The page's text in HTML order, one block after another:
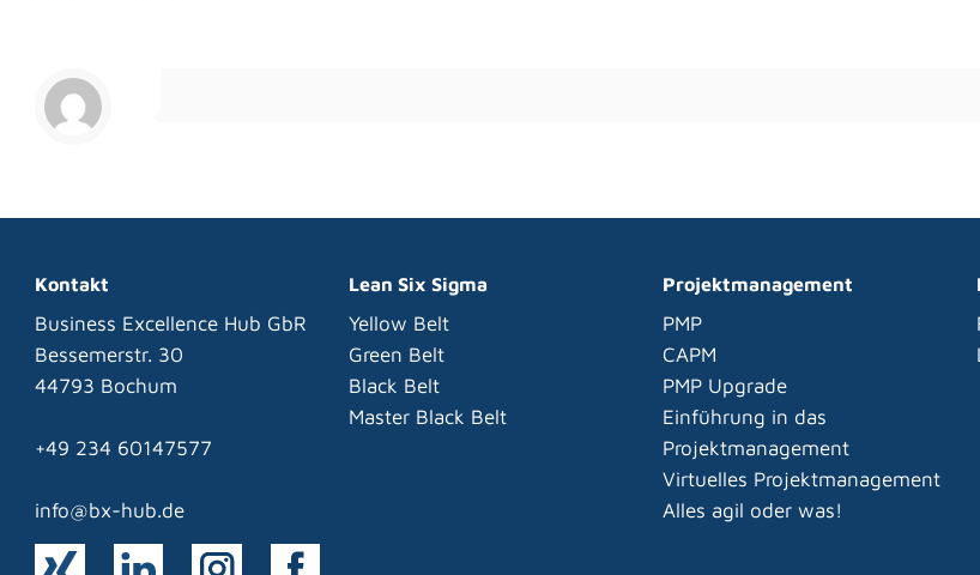
Kontakt
Business Excellence Hub GbR
Bessemerstr. 30
44793 Bochum
+49 234 60147577
info@bx-hub.de
Lean Six Sigma
Yellow Belt
Green Belt
Black Belt
Master Black Belt
Projektmanagement
PMP
CAPM
PMP Upgrade
Einführung in das
Projektmanagement
Virtuelles Projektmanagement
Alles agil oder was!